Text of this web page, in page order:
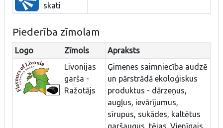
skati
Piederība zīmolam
Logo Zīmols
Apraksts
Livonijas
garša -
Ražotājs
Ģimenes saimniecība audzē
un pārstrādā ekoloģiskus
produktus - dārzeņus,
augļus, ievārījumus,
sīrupus, sukādes, kaltētus
garšaugus, tējas. Vienīgais